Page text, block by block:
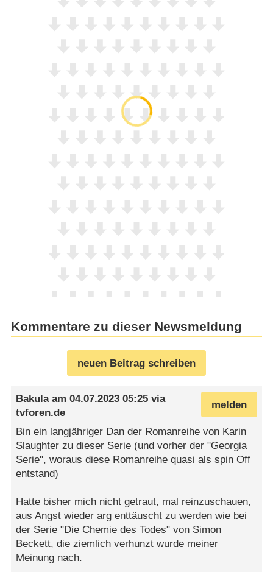
Kommentare zu dieser Newsmeldung
neuen Beitrag schreiben
melden
Bakulaam04.07.2023 05:25 via
tvforen.de
Bin ein langjähriger Dan der Romanreihe von Karin
Slaughter zu dieser Serie (und vorher der "Georgia
Serie", woraus diese Romanreihe quasi als spin Off
entstand)
Hatte bisher mich nicht getraut, mal reinzuschauen,
aus Angst wieder arg enttäuscht zu werden wie bei
der Serie "Die Chemie des Todes" von Simon
Beckett, die ziemlich verhunzt wurde meiner
Meinung nach.